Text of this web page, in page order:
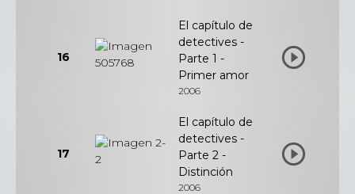
16
El capítulo de
detectives -
Parte 1 -
Primer amor
2006
17
El capítulo de
detectives -
Parte 2 -
Distinción
2006